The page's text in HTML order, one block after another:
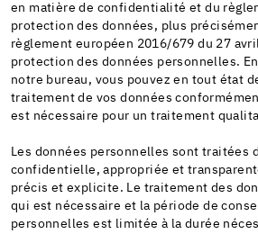
en matière de confidentialité et du
protection des données, plus
règlement européen 2016/679 du 27
protection des données personnelles.
notre bureau, vous pouvez en tout état
traitement de vos données
est nécessaire pour un traitement
Les données personnelles sont traitées
confidentielle, appropriée et
précis et explicite. Le traitement des
qui est nécessaire et la période de
personnelles est limitée à la durée